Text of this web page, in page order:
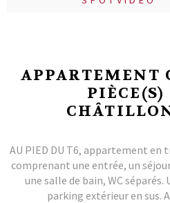
APPARTEMENT
AU PIED DU T6, appartement en
comprenant une entrée, un
une salle de bain, WC
parking extérieur en sus.